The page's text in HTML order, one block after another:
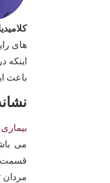
های
باعث
بیماری
می
مردان